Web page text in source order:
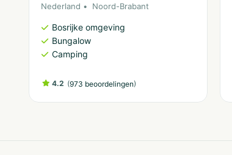
Nederland Noord-Brabant
Bosrijke omgeving
Bungalow
Camping
4.2 (973 beoordelingen)